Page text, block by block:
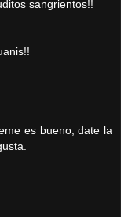
sangrientos!!
es bueno, date la